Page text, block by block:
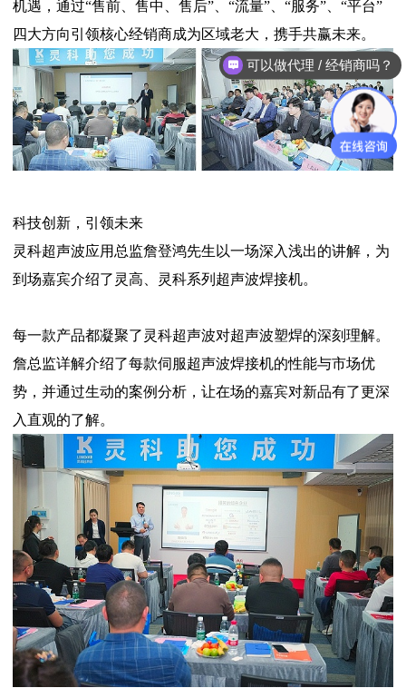
机遇，通过“售前、售中、售后”、“流量”、“服务”、“平台”
四大方向引领核心经销商成为区域老大，携手共赢未来。
科技创新，引领未来
灵科超声波应用总监詹登鸿先生以一场深入浅出的讲解，为
到场嘉宾介绍了灵高、灵科系列超声波焊接机。
每一款产品都凝聚了灵科超声波对超声波塑焊的深刻理解。
詹总监详解介绍了每款伺服超声波焊接机的性能与市场优
势，并通过生动的案例分析，让在场的嘉宾对新品有了更深
入直观的了解。
可以做代理 / 经销商吗？